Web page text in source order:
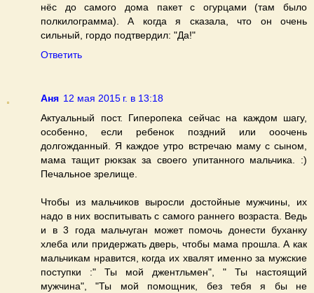
нёс до самого дома пакет с огурцами (там было
полкилограмма). А когда я сказала, что он очень
сильный, гордо подтвердил: "Да!"
Ответить
Аня 12 мая 2015 г. в 13:18
Актуальный пост. Гиперопека сейчас на каждом шагу,
особенно, если ребенок поздний или ооочень
долгожданный. Я каждое утро встречаю маму с сыном,
мама тащит рюкзак за своего упитанного мальчика. :)
Печальное зрелище.
Чтобы из мальчиков выросли достойные мужчины, их
надо в них воспитывать с самого раннего возраста. Ведь
и в 3 года мальчуган может помочь донести буханку
хлеба или придержать дверь, чтобы мама прошла. А как
мальчикам нравится, когда их хвалят именно за мужские
поступки :" Ты мой джентльмен", " Ты настоящий
мужчина", "Ты мой помощник, без тебя я бы не